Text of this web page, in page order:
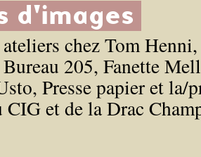
d'images
chez Tom
205, Fanette
Presse papier et la/
CIG et de la Drac